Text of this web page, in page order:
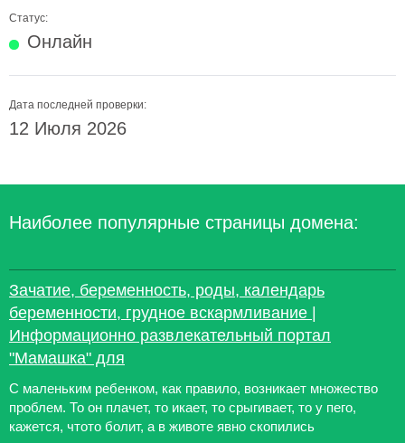
Статус:
Онлайн
Дата последней проверки:
12 Июля 2026
Наиболее популярные страницы домена:
Зачатие, беременность, роды, календарь
беременности, грудное вскармливание |
Информационно развлекательный портал
"Мамашка" для
С маленьким ребенком, как правило, возникает множество
проблем. То он плачет, то икает, то срыгивает, то у пего,
кажется, чтото болит, а в животе явно скопились